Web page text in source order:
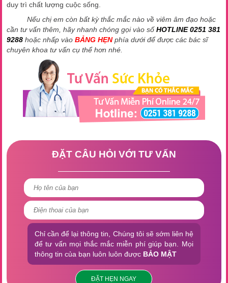
duy trì chất lượng cuộc sống.
Nếu chị em còn bất kỳ thắc mắc nào về viêm âm đạo hoặc
cần tư vấn thêm, hãy nhanh chóng gọi vào số HOTLINE 0251 381
9288 hoặc nhấp vàoBẢNG HẸNphía dưới để được các bác sĩ
chuyên khoa tư vấn cụ thể hơn nhé.
ĐẶT CÂU HỎI VỚI TƯ VẤN
Chỉ cần để lại thông tin, Chúng tôi sẽ sớm liên hệ
để tư vấn mọi thắc mắc miễn phí giúp bạn. Mọi
thông tin của bạn luôn luôn được BẢO MẬT
ĐẶT HẸN NGAY